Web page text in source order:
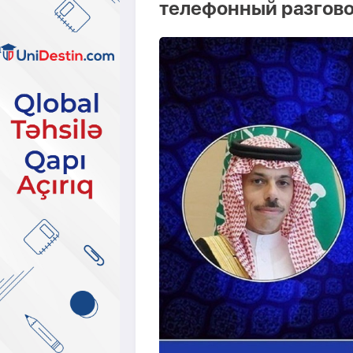
телефонный